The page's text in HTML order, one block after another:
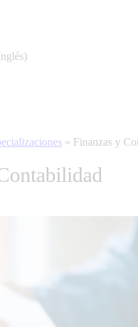
)
» Finanzas y